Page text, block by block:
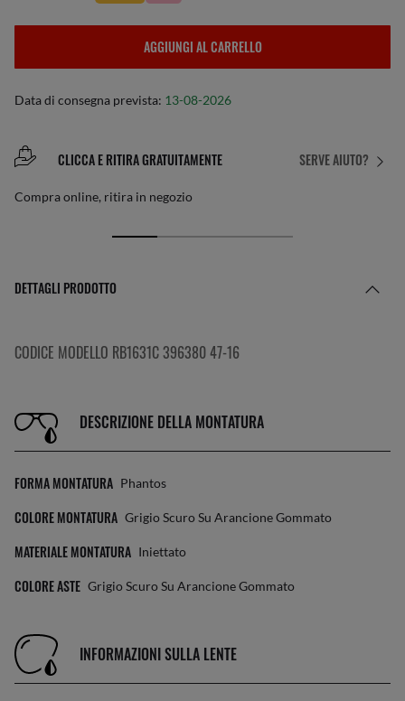
AGGIUNGI AL CARRELLO
Data di consegna prevista: 13-08-2026
SERVE AIUTO?
CLICCA E RITIRA GRATUITAMENTE
Compra online, ritira in negozio
DETTAGLI PRODOTTO
CODICE MODELLO RB1631C 396380 47-16
DESCRIZIONE DELLA MONTATURA
FORMA MONTATURA Phantos
COLORE MONTATURA Grigio Scuro Su Arancione Gommato
MATERIALE MONTATURA Iniettato
COLORE ASTE Grigio Scuro Su Arancione Gommato
INFORMAZIONI SULLA LENTE